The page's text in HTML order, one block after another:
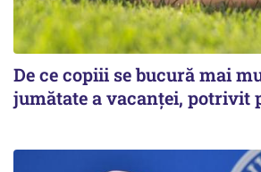
De ce copiii se bucură mai
jumătate a vacanței, potrivit